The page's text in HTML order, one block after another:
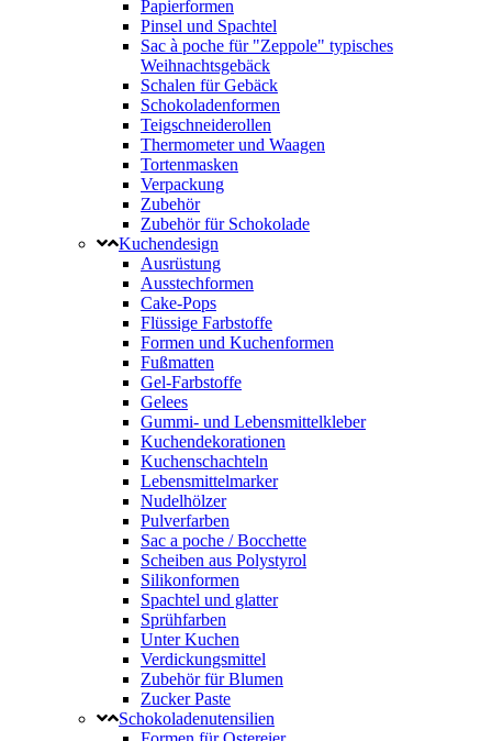
Papierformen
Pinsel und Spachtel
Sac à poche für "Zeppole" typisches
Weihnachtsgebäck
Schalen für Gebäck
Schokoladenformen
Teigschneiderollen
Thermometer und Waagen
Tortenmasken
Verpackung
Zubehör
Zubehör für Schokolade
Kuchendesign
Ausrüstung
Ausstechformen
Cake-Pops
Flüssige Farbstoffe
Formen und Kuchenformen
Fußmatten
Gel-Farbstoffe
Gelees
Gummi- und Lebensmittelkleber
Kuchendekorationen
Kuchenschachteln
Lebensmittelmarker
Nudelhölzer
Pulverfarben
Sac a poche / Bocchette
Scheiben aus Polystyrol
Silikonformen
Spachtel und glatter
Sprühfarben
Unter Kuchen
Verdickungsmittel
Zubehör für Blumen
Zucker Paste
Schokoladenutensilien